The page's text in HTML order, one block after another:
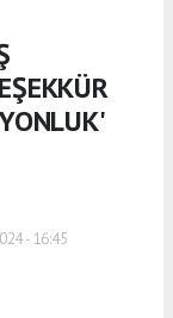
- 16:45